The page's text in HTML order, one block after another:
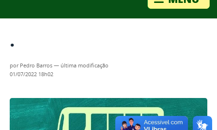
.
por Pedro Barros — última modificação
01/07/2022 18h02